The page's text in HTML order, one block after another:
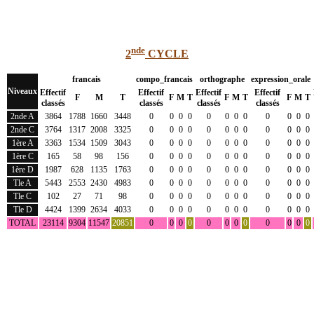
2nde CYCLE
Niveaux
francais compo_francais orthographe
expression_orale
Effectif
classés
F M T
Effectif
classés
F M T Effectif
classés
F M T
Effectif
classés
F M T
2nde A 3864 1788 1660 3448 0 0 0 0 0 0 0 0 0 0 0 0
2nde C
3764 1317 2008 3325 0 0 0 0 0 0 0 0 0 0 0 0
1ère A
3363 1534 1509 3043 0 0 0 0 0 0 0 0 0 0 0 0
1ère C
165 58 98 156 0 0 0 0 0 0 0 0 0 0 0 0
1ère D
1987 628 1135 1763 0 0 0 0 0 0 0 0 0 0 0 0
Tle A
5443 2553 2430 4983 0 0 0 0 0 0 0 0 0 0 0 0
Tle C
102 27 71 98 0 0 0 0 0 0 0 0 0 0 0 0
Tle D
4424 1399 2634 4033 0 0 0 0 0 0 0 0 0 0 0 0
TOTAL
23114 9304 11547 20851 0 0 0 0 0 0 0 0 0 0 0 0